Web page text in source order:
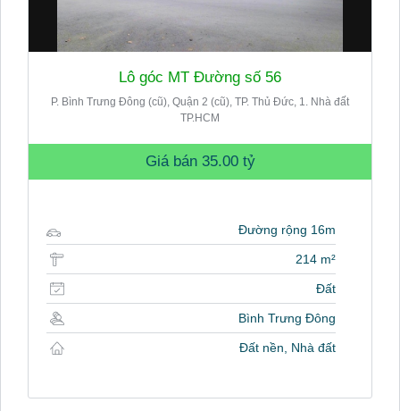
Lô góc MT Đường số 56
P. Bình Trưng Đông (cũ), Quận 2 (cũ), TP. Thủ Đức, 1. Nhà đất
TP.HCM
Giá bán 35.00 tỷ
Đường rộng 16m
214 m²
Đất
Bình Trưng Đông
Đất nền, Nhà đất